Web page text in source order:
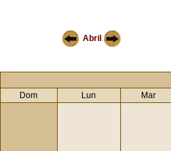
Abril
Dom Lun Mar